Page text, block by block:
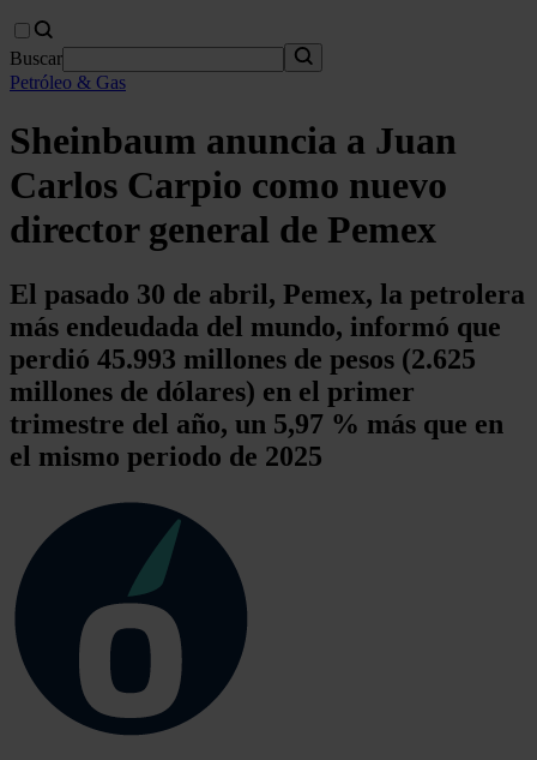
Buscar
Petróleo & Gas
Sheinbaum anuncia a Juan
Carlos Carpio como nuevo
director general de Pemex
El pasado 30 de abril, Pemex, la petrolera
más endeudada del mundo, informó que
perdió 45.993 millones de pesos (2.625
millones de dólares) en el primer
trimestre del año, un 5,97 % más que en
el mismo periodo de 2025